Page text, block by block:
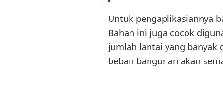
Untuk pengaplikasiannya
Bahan ini juga cocok
jumlah lantai yang banyak
beban bangunan akan